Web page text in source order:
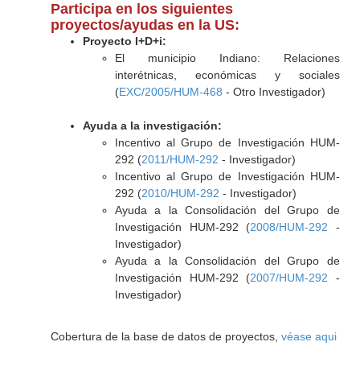
Participa en los siguientes
proyectos/ayudas en la US:
Proyecto I+D+i:
El municipio Indiano: Relaciones
interétnicas, económicas y sociales
(EXC/2005/HUM-468 - Otro Investigador)
Ayuda a la investigación:
Incentivo al Grupo de Investigación HUM-
292 (2011/HUM-292 - Investigador)
Incentivo al Grupo de Investigación HUM-
292 (2010/HUM-292 - Investigador)
Ayuda a la Consolidación del Grupo de
Investigación HUM-292 (2008/HUM-292 -
Investigador)
Ayuda a la Consolidación del Grupo de
Investigación HUM-292 (2007/HUM-292 -
Investigador)
Cobertura de la base de datos de proyectos, véase aqui